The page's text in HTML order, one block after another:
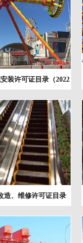
装许可证目录（2022
版）
造、维修许可证目录
2022版）